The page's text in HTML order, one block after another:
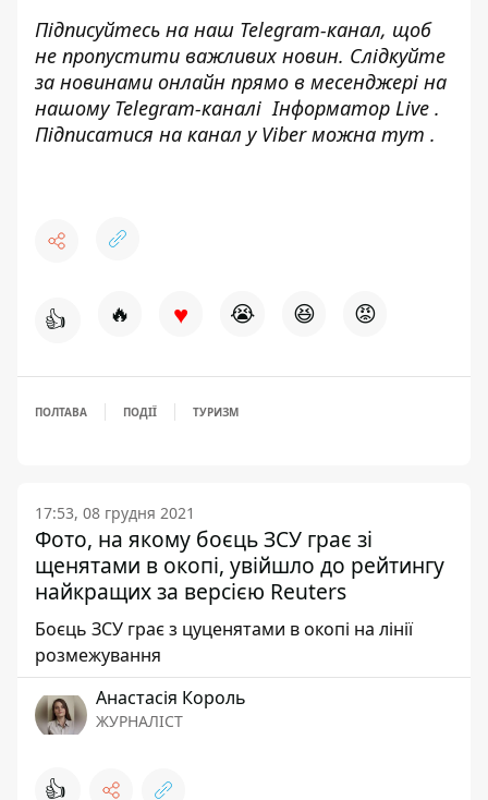
Підписуйтесь на наш Telegram-канал, щоб
не пропустити важливих новин. Слідкуйте
за новинами онлайн прямо в месенджері на
нашому Telegram-каналіІнформатор Live .
Підписатися на канал у Viber можна тут .
👍 🔥 ♥ 😭 😆 😡
ПОЛТАВА ПОДІЇ ТУРИЗМ
17:53, 08 грудня 2021
Фото, на якому боєць ЗСУ грає зі
щенятами в окопі, увійшло до рейтингу
найкращих за версією Reuters
Боєць ЗСУ грає з цуценятами в окопі на лінії
розмежування
Анастасія Король
ЖУРНАЛІСТ
👍